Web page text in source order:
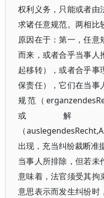
权利义务，只能或者由
求诸任意规范。两相比
原因在于：第一，任意
而来，或者合乎当事人
起移转），或者合乎事
保责任），它们在当事
规范（
或解
（
出现，充当纠纷裁断准
当事人所排除，但若未
意味着，法官须受其拘
意思表示而发生纠纷时